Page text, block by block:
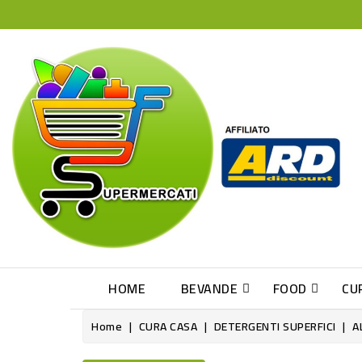
HOME BEVANDE FOOD
Home CURA CASA DETERGENTI SUPERFICI